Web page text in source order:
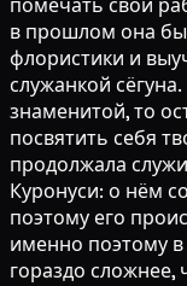
помечать свои
в прошлом она
флористики и
служанкой
знаменитой, то
посвятить себя
продолжала
Куронуси: о нём
поэтому его
именно поэтому в
гораздо сложнее,